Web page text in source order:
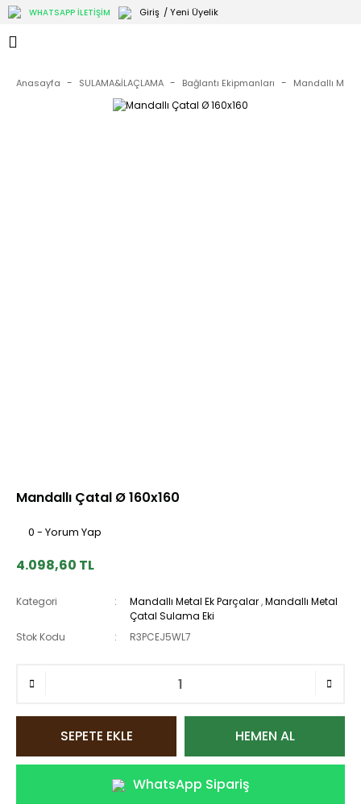
WHATSAPP İLETİŞİM Giriş / Yeni Üyelik
Anasayfa SULAMA&İLAÇLAMA Bağlantı Ekipmanları Mandallı
Mandallı Çatal Ø 160x160
0 - Yorum Yap
4.098,60 TL
Kategori Mandallı Metal Ek Parçalar,Mandallı Metal
Çatal Sulama Eki
Stok Kodu
R3PCEJ5WL7
SEPETE EKLE HEMEN AL
WhatsApp Sipariş